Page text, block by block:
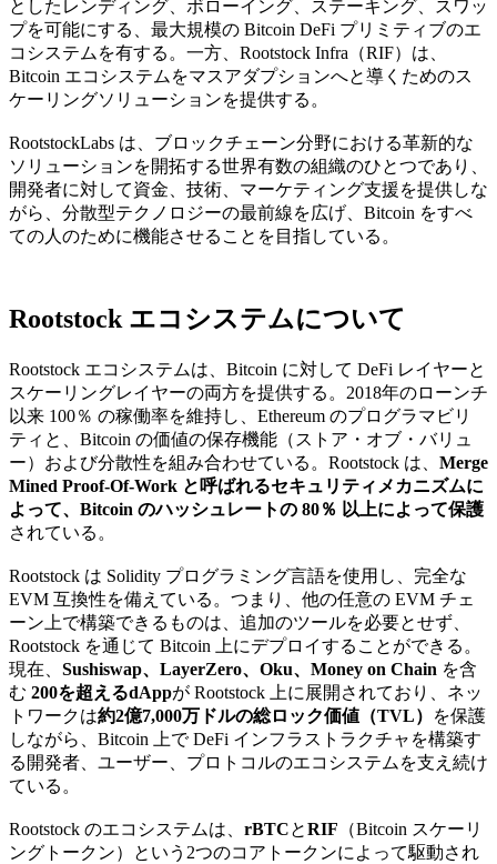
としたレンディング、ボローイング、ステーキング、スワッ
プを可能にする、最大規模の Bitcoin DeFi プリミティブのエ
コシステムを有する。一方、Rootstock Infra（RIF）は、
Bitcoin エコシステムをマスアダプションへと導くためのス
ケーリングソリューションを提供する。
RootstockLabs は、ブロックチェーン分野における革新的な
ソリューションを開拓する世界有数の組織のひとつであり、
開発者に対して資金、技術、マーケティング支援を提供しな
がら、分散型テクノロジーの最前線を広げ、Bitcoin をすべ
ての人のために機能させることを目指している。
Rootstock エコシステムについて
Rootstock エコシステムは、Bitcoin に対して DeFi レイヤーと
スケーリングレイヤーの両方を提供する。2018年のローンチ
以来 100％ の稼働率を維持し、Ethereum のプログラマビリ
ティと、Bitcoin の価値の保存機能（ストア・オブ・バリュ
ー）および分散性を組み合わせている。Rootstock は、 Merge
Mined Proof-Of-Work と呼ばれるセキュリティメカニズムに
よって、Bitcoin のハッシュレートの 80％ 以上によって保護
されている。
Rootstock は Solidity プログラミング言語を使用し、完全な
EVM 互換性を備えている。つまり、他の任意の EVM チェ
ーン上で構築できるものは、追加のツールを必要とせず、
Rootstock を通じて Bitcoin 上にデプロイすることができる。
現在、 Sushiswap、LayerZero、Oku、Money on Chain を含
む 200を超えるdAppが Rootstock 上に展開されており、ネッ
トワークは約2億7,000万ドルの総ロック価値（TVL）
を保護
しながら、Bitcoin 上で DeFi インフラストラクチャを構築す
る開発者、ユーザー、プロトコルのエコシステムを支え続け
ている。
Rootstock のエコシステムは、 rBTCとRIF （Bitcoin スケーリ
ングトークン）という2つのコアトークンによって駆動され